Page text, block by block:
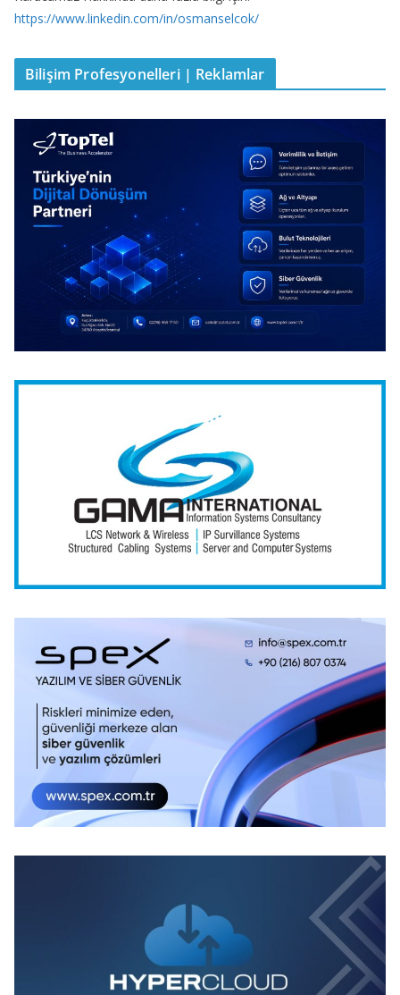
https://www.linkedin.com/in/osmanselcok/
Bilişim Profesyonelleri | Reklamlar